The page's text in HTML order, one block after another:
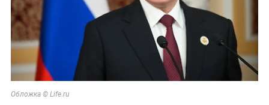
Обложка © Life.ru